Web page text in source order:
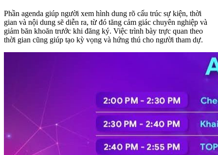
Phần agenda giúp người xem hình dung rõ cấu trúc sự kiện, thời
gian và nội dung sẽ diễn ra, từ đó tăng cảm giác chuyên nghiệp và
giảm băn khoăn trước khi đăng ký. Việc trình bày trực quan theo
thời gian cũng giúp tạo kỳ vọng và hứng thú cho người tham dự.